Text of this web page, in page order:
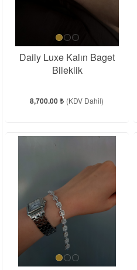
Daily Luxe Kalın Baget
Bileklik
8,700.00 ₺ (KDV Dahil)